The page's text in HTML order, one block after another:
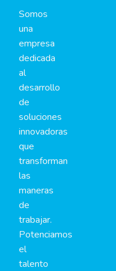
Somos
una
empresa
dedicada
al
desarrollo
de
soluciones
innovadoras
que
transforman
las
maneras
de
trabajar.
Potenciamos
el
talento